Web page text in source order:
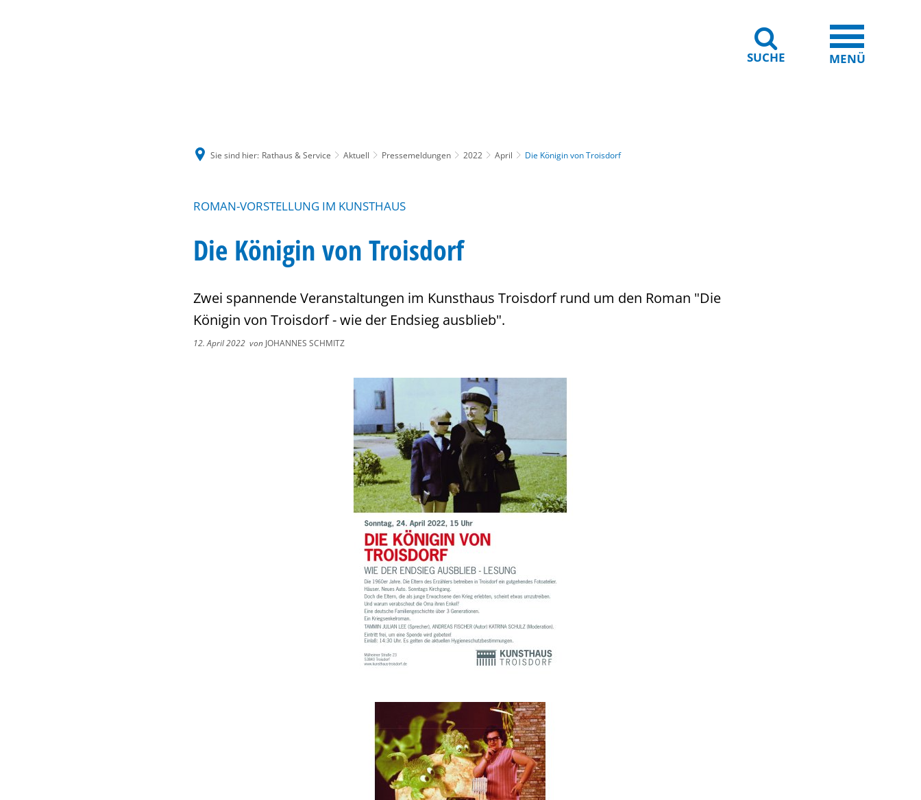
SUCHE MENÜ
Sie sind hier: Rathaus & Service Aktuell Pressemeldungen 2022 April Die Königin von Troisdorf
ROMAN-VORSTELLUNG IM KUNSTHAUS
Die Königin von Troisdorf
Zwei spannende Veranstaltungen im Kunsthaus Troisdorf rund um den Roman "Die
Königin von Troisdorf - wie der Endsieg ausblieb".
12. April 2022 von JOHANNES SCHMITZ